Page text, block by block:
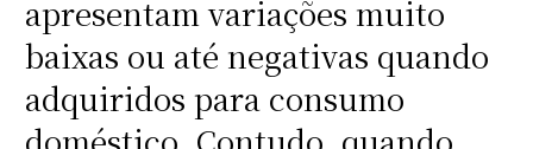
apresentam variações muito
baixas ou até negativas quando
adquiridos para consumo